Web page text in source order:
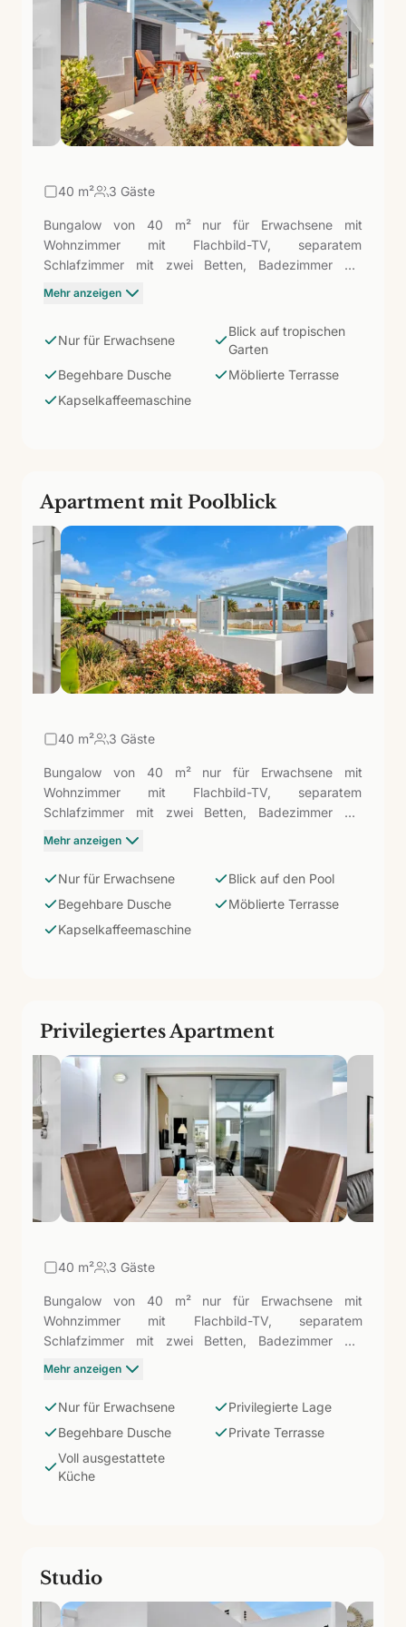
ausgestattete Unterkunft, um den Norden von
Fuerteventura in Ihrem eigenen Tempo zu entdecken.
40 m² 3 Gäste
Bungalow von 40 m² nur für Erwachsene mit
Wohnzimmer mit Flachbild-TV, separatem
Schlafzimmer mit zwei Betten, Badezimmer mit
Blick auf den tropischen Garten des Komplexes.
Küche ausgestattet mit Cerankochfeld, Mikrowelle,
Kapselkaffeemaschine, Wasserkocher und
zum Grünen hin ausgerichtet, perfekt für diejenigen,
die Privatsphäre und Ruhe mehr schätzen als den
Mehr anzeigen
Nur für Erwachsene
Blick auf tropischen
Garten
Begehbare Dusche
Möblierte Terrasse
Kapselkaffeemaschine
Apartment mit Poolblick
40 m² 3 Gäste
Bungalow von 40 m² nur für Erwachsene mit
Wohnzimmer mit Flachbild-TV, separatem
Schlafzimmer mit zwei Betten, Badezimmer mit
direktem Blick auf den Süßwasserpool. Küche
ausgestattet mit Cerankochfeld, Mikrowelle,
Sandwichmaker. Für Paare, die den Pool des
Komplexes vom Balkon aus im Blickfeld haben
Mehr anzeigen
Nur für Erwachsene
Blick auf den Pool
Begehbare Dusche
Möblierte Terrasse
Kapselkaffeemaschine
Privilegiertes Apartment
40 m² 3 Gäste
Bungalow von 40 m² nur für Erwachsene mit
Wohnzimmer mit Flachbild-TV, separatem
Schlafzimmer mit zwei Betten, Badezimmer mit
Terrasse. Küche ausgestattet mit Cerankochfeld,
Mikrowelle, Kapselkaffeemaschine, Wasserkocher
für eine Auswahl besonders gut gelegener Standorte
innerhalb des Komplexes — mehr Privatsphäre oder
obere Etagen — für Paare, die das Beste des Mar
Mehr anzeigen
Nur für Erwachsene
Privilegierte Lage
Begehbare Dusche
Private Terrasse
Voll ausgestattete
Küche
Studio